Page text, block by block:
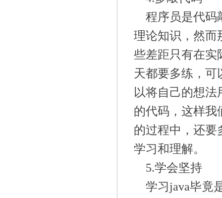
程序员是代码
理论知识，然而
些差距只有在实
天都要多练，可
以将自己的想
的代码，这样我
的过程中，还要
学习和理解。
5.学会坚持
学习java毕竟